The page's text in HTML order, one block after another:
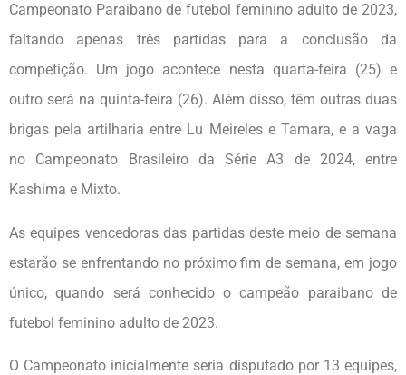
Campeonato Paraibano de futebol feminino adulto de 2023,
faltando apenas três partidas para a conclusão da
competição. Um jogo acontece nesta quarta-feira (25) e
outro será na quinta-feira (26). Além disso, têm outras duas
brigas pela artilharia entre Lu Meireles e Tamara, e a vaga
no Campeonato Brasileiro da Série A3 de 2024, entre
Kashima e Mixto.
As equipes vencedoras das partidas deste meio de semana
estarão se enfrentando no próximo fim de semana, em jogo
único, quando será conhecido o campeão paraibano de
futebol feminino adulto de 2023.
O Campeonato inicialmente seria disputado por 13 equipes,